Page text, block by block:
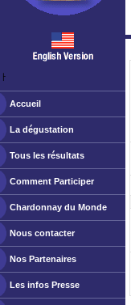
ￂﾠ
Accueil
La dégustation
Tous les résultats
Comment Participer
Chardonnay du Monde
Nous contacter
Nos Partenaires
Les infos Presse